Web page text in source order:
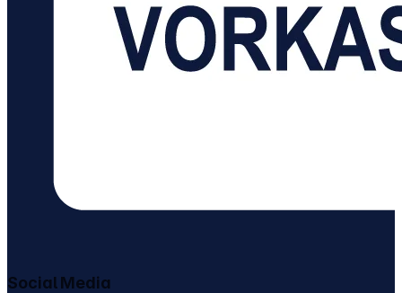
Social Media